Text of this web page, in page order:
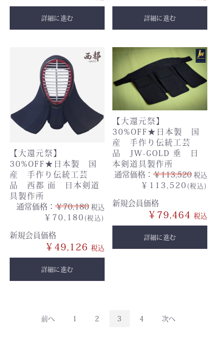
詳細に進む 詳細に進む
【大還元祭】
30%OFF★日本製 国
産 手作り伝統工芸
品 西都 面 日本剣道
具製作所
通常価格： ￥70,180 税込
￥70,180 (税込)
新規会員価格
￥49,126
詳細に進む
【大還元祭】
30%OFF★日本製 国
産 手作り伝統工芸
品 JW-GOLD 垂 日
本剣道具製作所
通常価格： ￥113,520 税込
￥113,520 (税込)
新規会員価格
￥79,464
詳細に進む
前へ 1 2 3 4 次へ